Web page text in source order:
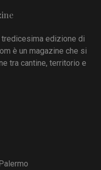
edizione di
è un magazine che si
tra cantine, territorio e